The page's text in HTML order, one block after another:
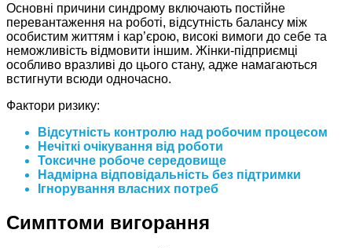
Основні причини синдрому включають постійне
перевантаження на роботі, відсутність балансу між
особистим життям і кар’єрою, високі вимоги до себе та
неможливість відмовити іншим. Жінки-підприємці
особливо вразливі до цього стану, адже намагаються
встигнути всюди одночасно.
Фактори ризику:
Відсутність контролю над робочим процесом
Нечіткі очікування від роботи
Токсичне робоче середовище
Надмірна відповідальність без підтримки
Ігнорування власних потреб
Симптоми вигорання